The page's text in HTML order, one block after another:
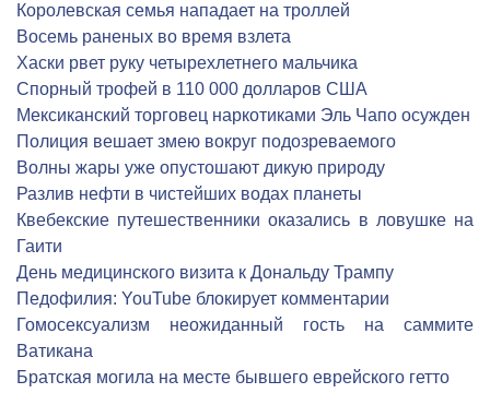
Королевская семья нападает на троллей
Восемь раненых во время взлета
Хаски рвет руку четырехлетнего мальчика
Спорный трофей в 110 000 долларов США
Мексиканский торговец наркотиками Эль Чапо осужден
Полиция вешает змею вокруг подозреваемого
Волны жары уже опустошают дикую природу
Разлив нефти в чистейших водах планеты
Квебекские путешественники оказались в ловушке на
Гаити
День медицинского визита к Дональду Трампу
Педофилия: YouTube блокирует комментарии
Гомосексуализм неожиданный гость на саммите
Ватикана
Братская могила на месте бывшего еврейского гетто